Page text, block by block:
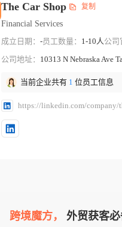
The Car Shop 复制
Financial Services
成立日期： -员工数量： 1-10人公司
公司地址： 10313 N Nebraska Ave
当前企业共有 1 位员工信息
https://linkedin.com/
跨境魔方， 外贸获客